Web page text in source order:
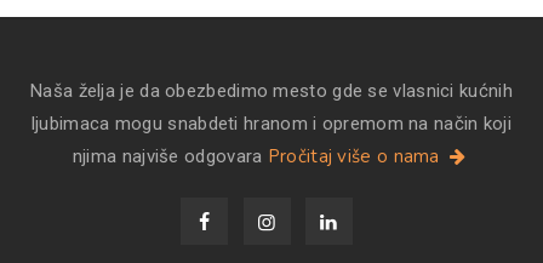
Naša želja je da obezbedimo mesto gde se vlasnici kućnih
ljubimaca mogu snabdeti hranom i opremom na način koji
njima najviše odgovara Pročitaj više o nama